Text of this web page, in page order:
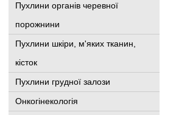
Пухлини органів черевної
порожнини
Пухлини шкіри, м'яких тканин,
кісток
Пухлини грудної залози
Онкогінекологія